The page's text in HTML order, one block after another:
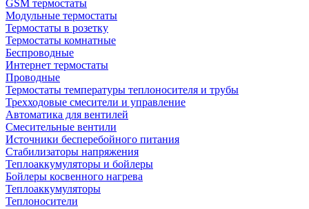
GSM термостаты
Модульные термостаты
Термостаты в розетку
Термостаты комнатные
Беспроводные
Интернет термостаты
Проводные
Термостаты температуры теплоносителя и трубы
Трехходовые смесители и управление
Автоматика для вентилей
Смесительные вентили
Источники бесперебойного питания
Стабилизаторы напряжения
Теплоаккумуляторы и бойлеры
Бойлеры косвенного нагрева
Теплоаккумуляторы
Теплоносители